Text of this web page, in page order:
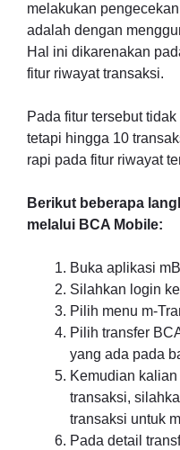
melakukan
adalah dengan
Hal ini dikarenakan
fitur riwayat transaksi.
Pada fitur tersebut
tetapi hingga 10
rapi pada fitur riwayat
Berikut beberapa
melalui BCA Mobile:
Buka aplikasi
Silahkan login
Pilih menu m-
Pilih transfer
yang ada pada
Kemudian
transaksi,
transaksi untuk
Pada detail